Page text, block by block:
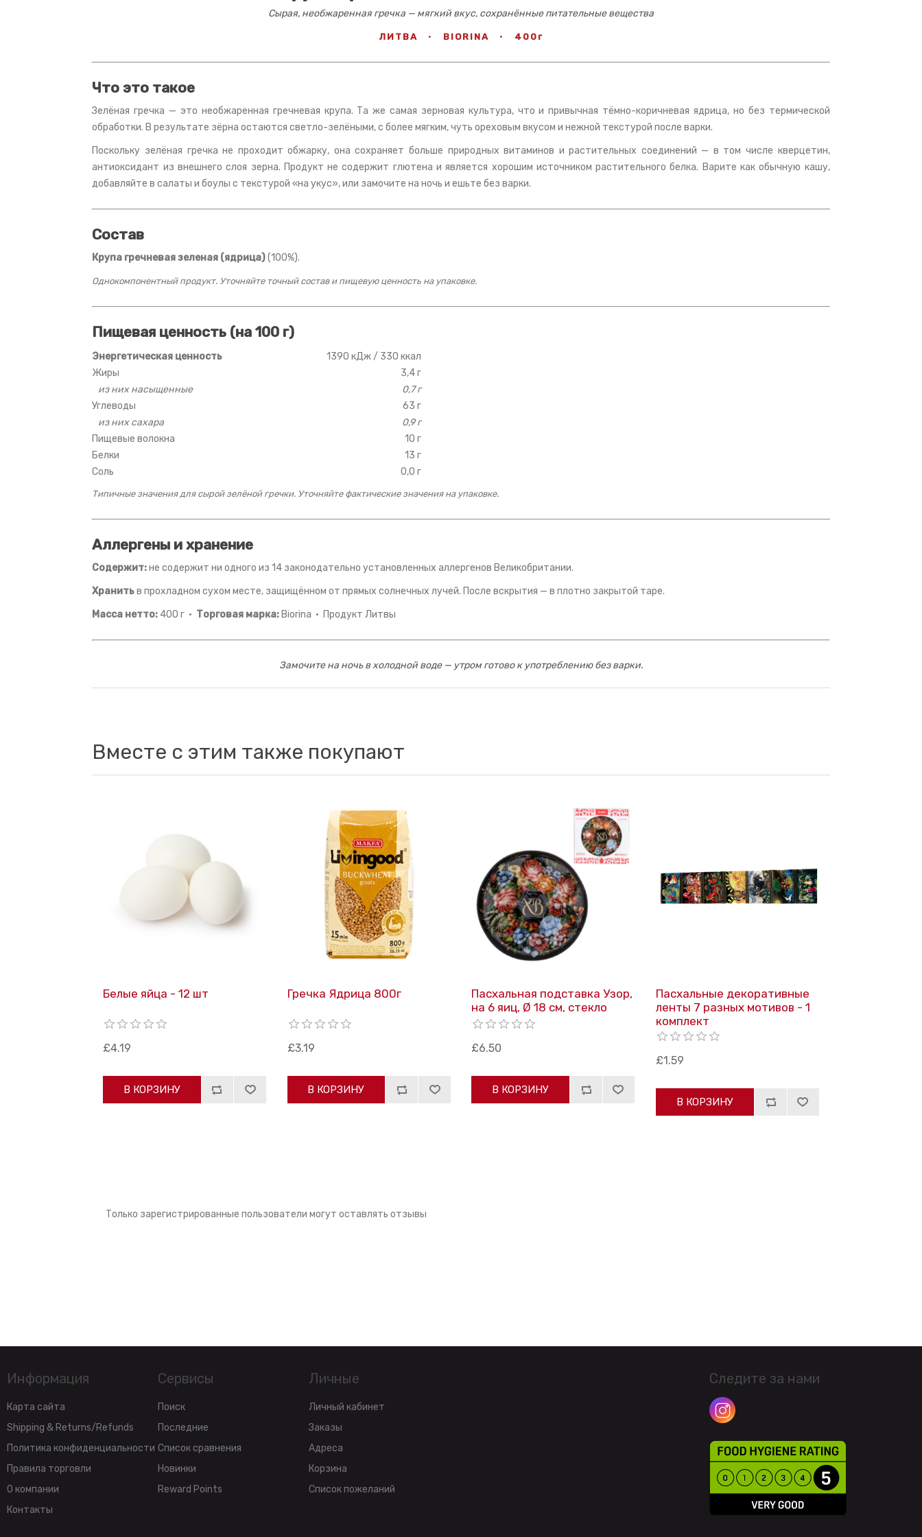
Сырая, необжаренная гречка — мягкий вкус, сохранённые питательные вещества
ЛИТВА · BIORINA · 400г
Что это такое
Зелёная гречка — это необжаренная гречневая крупа. Та же самая зерновая культура, что и привычная тёмно-коричневая ядрица, но без термической
обработки. В результате зёрна остаются светло-зелёными, с более мягким, чуть ореховым вкусом и нежной текстурой после варки.
Поскольку зелёная гречка не проходит обжарку, она сохраняет больше природных витаминов и растительных соединений — в том числе кверцетин,
антиоксидант из внешнего слоя зерна. Продукт не содержит глютена и является хорошим источником растительного белка. Варите как обычную кашу,
добавляйте в салаты и боулы с текстурой «на укус», или замочите на ночь и ешьте без варки.
Состав
Крупа гречневая зеленая (ядрица)(100%).
Однокомпонентный продукт. Уточняйте точный состав и пищевую ценность на упаковке.
Пищевая ценность (на 100 г)
Энергетическая ценность
1390 кДж / 330 ккал
Жиры
3,4 г
из них насыщенные
0,7 г
Углеводы
63 г
из них сахара
0,9 г
Пищевые волокна
10 г
Белки
13 г
Соль
0,0 г
Типичные значения для сырой зелёной гречки. Уточняйте фактические значения на упаковке.
Аллергены и хранение
Содержит:не содержит ни одного из 14 законодательно установленных аллергенов Великобритании.
Хранитьв прохладном сухом месте, защищённом от прямых солнечных лучей. После вскрытия — в плотно закрытой таре.
Масса нетто: 400 г · Торговая марка: Biorina · Продукт Литвы
Замочите на ночь в холодной воде — утром готово к употреблению без варки.
Вместе с этим также покупают
Белые яйца - 12 шт
£4.19
В КОРЗИНУ
Гречка Ядрица 800г
£3.19
В КОРЗИНУ
Пасхальная подставка Узор,
на 6 яиц, Ø 18 см, стекло
£6.50
В КОРЗИНУ
Пасхальные декоративные
ленты 7 разных мотивов - 1
комплект
£1.59
В КОРЗИНУ
Только зарегистрированные пользователи могут оставлять отзывы
Информация
Карта сайта
Shipping & Returns/Refunds
Политика конфиденциальности
Правила торговли
О компании
Контакты
Сервисы
Поиск
Последние
Список сравнения
Новинки
Reward Points
Личные
Личный кабинет
Заказы
Адреса
Корзина
Список пожеланий
Следите за нами